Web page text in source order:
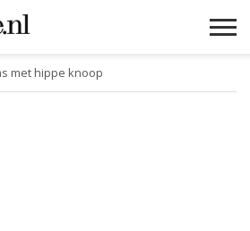
met hippe knoop